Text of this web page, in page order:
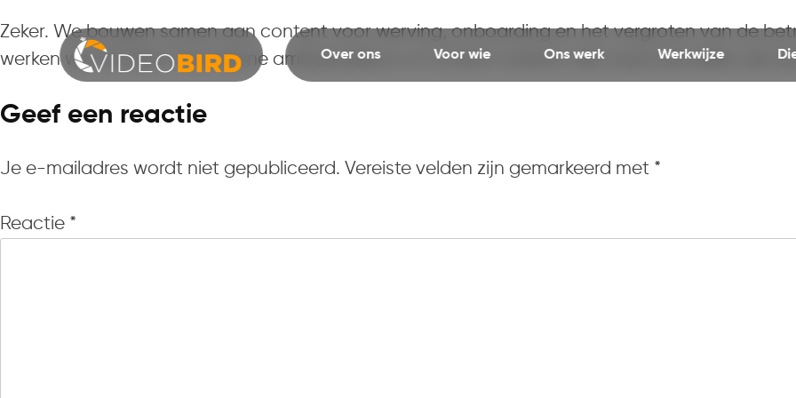
Over ons Voor wie Ons werk Werkwijze
Zeker. We bouwen samen aan content voor werving, onboarding en het vergroten van de
werken we het liefst met interne ambassadeurs of content creators die nauw betrokken zijn
Geef een reactie
Je e-mailadres wordt niet gepubliceerd. Vereiste velden zijn gemarkeerd met *
Reactie *